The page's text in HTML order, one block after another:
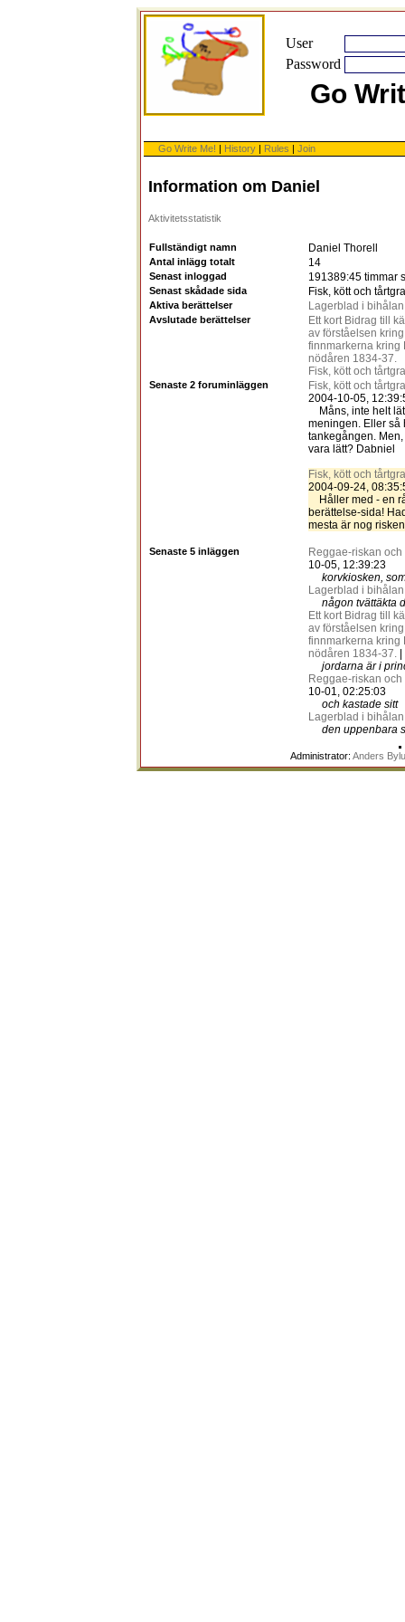
User
Password
Go
Go Write Me! | History | Rules | Join
Information om Daniel
Aktivitetsstatistik
Fullständigt namn Daniel Thorell
Antal inlägg totalt 14
Senast inloggad 191389:45 timmar
Senast skådade sida Fisk, kött och
Aktiva berättelser Lagerblad i bihålan
Avslutade berättelser
Ett kort Bidrag till
av förståelsen
finnmarkerna kring
nödåren 1834-37.
Fisk, kött och
Senaste 2 foruminläggen
Fisk, kött och
2004-10-05,
Måns, inte helt
meningen. Eller så
tankegången.
vara lätt? Dabniel
Fisk, kött och
2004-09-24,
Håller med - en
berättelse-sida!
mesta är nog
Senaste 5 inläggen
Reggae-riskan
10-05, 12:39:23
korvkiosken,
Lagerblad i bihålan
någon tvättäkta
Ett kort Bidrag till
av förståelsen
finnmarkerna kring
nödåren 1834-37.
jordarna är i
Reggae-riskan
10-01, 02:25:03
och kastade sitt
Lagerblad i bihålan
den uppenbara
Administrator: Anders